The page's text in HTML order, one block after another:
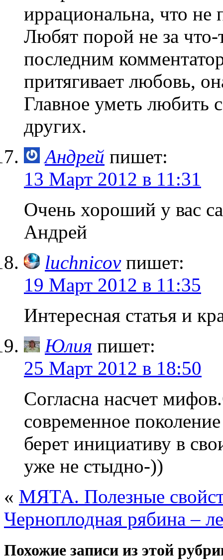
иррациональна, что не
Любят порой не за
последним
притягивает любовь,
Главное уметь
других.
Андрей пишет:
13 Март 2012 в 11:31
Очень хороший у вас
Андрей
luchnicov пишет:
19 Март 2012 в 11:35
Интересная статья и
Юлия пишет:
25 Март 2012 в 18:50
Согласна насчет
современное
берет инициативу в
уже не стыдно-))
« МЯТА. Полезные
Черноплодная рябина –
Похожие записи из этой